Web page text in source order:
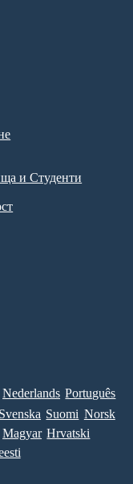
и Студенти
Nederlands Português
Svenska Suomi Norsk
Magyar Hrvatski